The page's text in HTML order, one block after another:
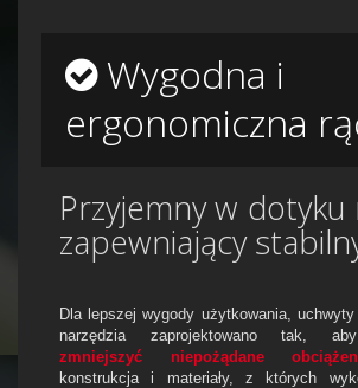
Wygodna i
ergonomiczna
Przyjemny w dotyku
zapewniający
Dla lepszej wygody użytkowania, uchwyty
narzędzia zaprojektowano tak,
zmniejszyć niepożądane
konstrukcja i materiały, z których